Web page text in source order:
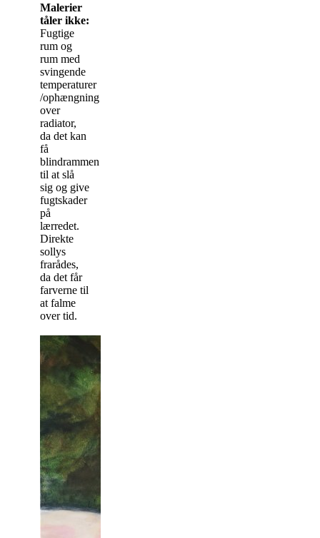
Malerier
tåler ikke:
Fugtige
rum og
rum med
svingende
temperaturer
/ophængning
over
radiator,
da det kan
få
blindrammen
til at slå
sig og give
fugtskader
på
lærredet.
Direkte
sollys
frarådes,
da det får
farverne til
at falme
over tid.